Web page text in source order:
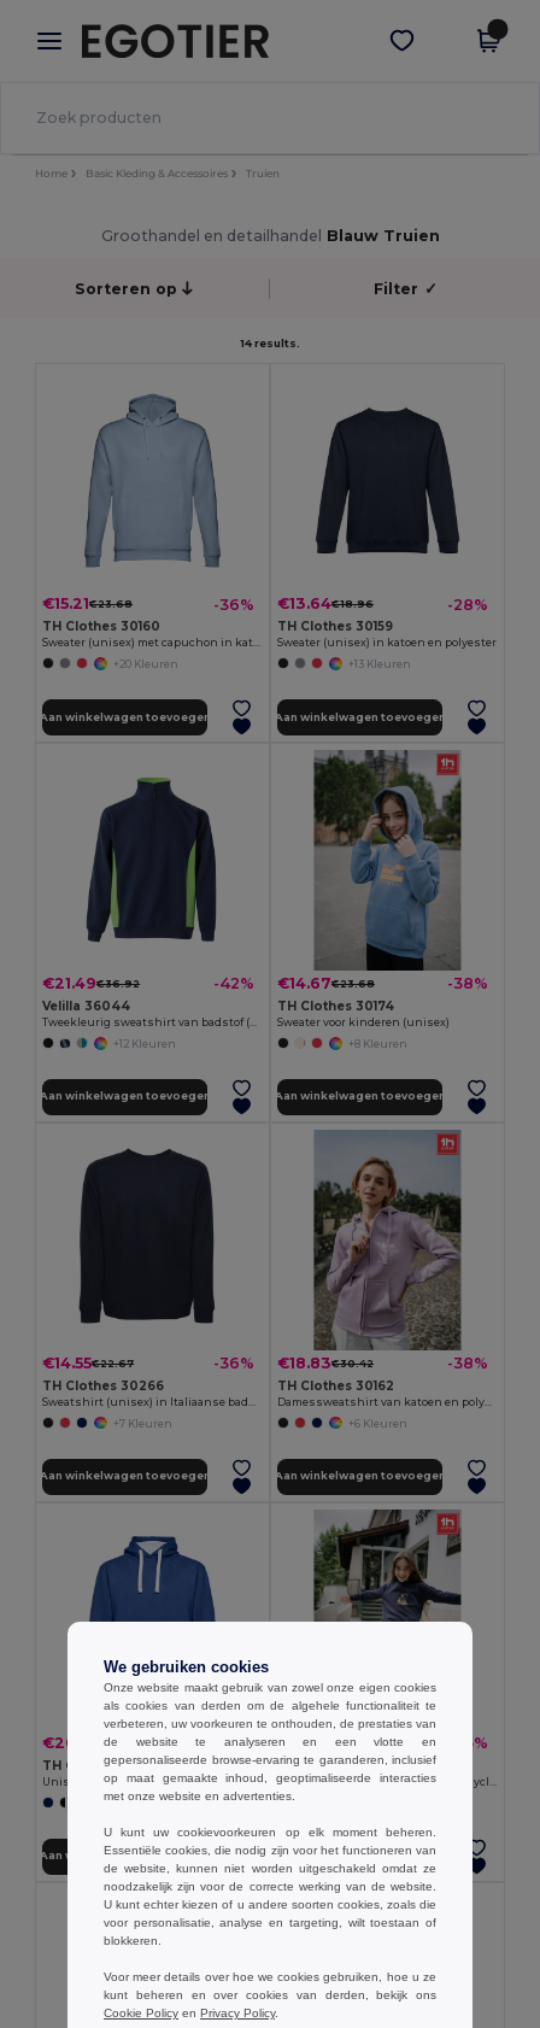
× Egotier-app
Betere prijzen in de app!
Download app
Home Basic Kleding & Accessoires Truien
Groothandel en detailhandel Blauw Truien
Sorteren op Filter ✓
14 results.
€15.21€23.68 -36%
TH Clothes 30160
Sweater (unisex) met capuchon in katoen en polyester
+20 Kleuren
Aan winkelwagen toevoegen
€13.64€18.96 -28%
TH Clothes 30159
Sweater (unisex) in katoen en polyester
+13 Kleuren
Aan winkelwagen toevoegen
€21.49€36.92 -42%
Velilla 36044
+12 Kleuren
Aan winkelwagen toevoegen
€14.67€23.68 -38%
TH Clothes 30174
Sweater voor kinderen (unisex)
+8 Kleuren
Aan winkelwagen toevoegen
€14.55€22.67 -36%
TH Clothes 30266
+7 Kleuren
Aan winkelwagen toevoegen
€18.83€30.42 -38%
TH Clothes 30162
+6 Kleuren
Aan winkelwagen toevoegen
€20.23 €32.67 -38%
TH Clothes 30189
Unisex sweatshirt
+3 Kleuren
Aan winkelwagen toevoegen
€12.69 €16.94 -25%
TH Clothes 30287
Aan winkelwagen toevoegen
We gebruiken cookies
Onze website maakt gebruik van zowel onze eigen cookies
als cookies van derden om de algehele functionaliteit te
verbeteren, uw voorkeuren te onthouden, de prestaties van
de website te analyseren en een vlotte en
gepersonaliseerde browse-ervaring te garanderen, inclusief
op maat gemaakte inhoud, geoptimaliseerde interacties
met onze website en advertenties.
U kunt uw cookievoorkeuren op elk moment beheren.
Essentiële cookies, die nodig zijn voor het functioneren van
de website, kunnen niet worden uitgeschakeld omdat ze
noodzakelijk zijn voor de correcte werking van de website.
U kunt echter kiezen of u andere soorten cookies, zoals die
voor personalisatie, analyse en targeting, wilt toestaan of
blokkeren.
Voor meer details over hoe we cookies gebruiken, hoe u ze
kunt beheren en over cookies van derden, bekijk ons
Cookie Policy en Privacy Policy.